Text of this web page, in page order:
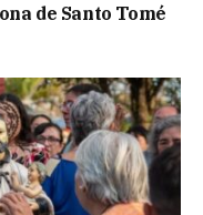
de Santo Tomé